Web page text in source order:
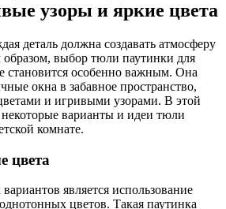
узоры и яркие цвета
деталь должна создавать атмосферу
выбор тюли паутинки для
становится особенно важным. Она
окна в забавное пространство,
и игривыми узорами. В этой
варианты и идеи тюли
комнате.
цвета
является использование
цветов. Такая паутинка